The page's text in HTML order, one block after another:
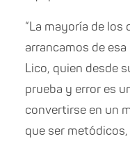
“La mayoría de los
arrancamos de
Lico, quien desde
prueba y error es
convertirse en un
que ser